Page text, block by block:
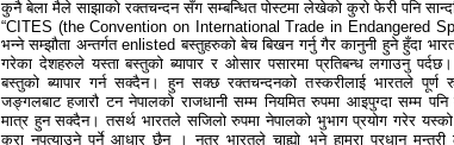
कुनै बेला मैले साझाको रक्तचन्दन सँग सम्बन्धित पोस्टमा लेखेको कुरो फेरी पनि
“CITES (the Convention on International Trade in Endangered
भन्ने सम्झौता अन्तर्गत enlisted बस्तुहरुको बेच बिखन गर्नु गैर कानुनी हुने हुँदा
गरेका देशहरुले यस्ता बस्तुको ब्यापार र ओसार पसारमा प्रतिबन्ध लगाउनु
बस्तुको ब्यापार गर्न सक्दैन। हुन सक्छ रक्तचन्दनको तस्करीलाई भारतले पूर्ण
जङ्गलबाट हजारौ टन नेपालको राजधानी सम्म नियमित रुपमा आइपुग्दा सम्म
मात्र हुन सक्दैन। तसर्थ भारतले सजिलो रुपमा नेपालको भुभाग प्रयोग गरेर यस्को
कुरा नपत्याउने पर्ने आधार छैन । नत्र भारतले चाह्यो भने हाम्रा प्रधान